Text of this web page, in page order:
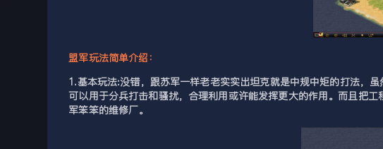
盟军玩法简单介绍：
1.基本玩法:没错，跟苏军一样老老实实出坦克就是中规中矩的打法，
可以用于分兵打击和骚扰，合理利用或许能发挥更大的作用。而且把
军笨笨的维修厂。